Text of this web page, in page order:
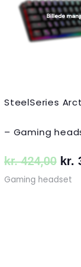
SteelSeries
– Gaming
kr.424,00
var:
kr.
kr.
Gaming headset